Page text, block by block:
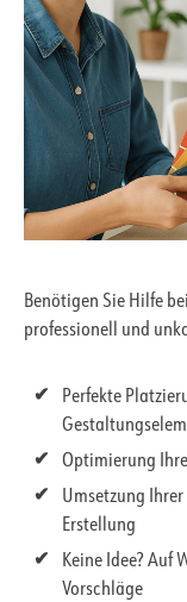
Benötigen Sie Hilfe
professionell und
Perfekte
Optimierung
Umsetzung
Erstellung
Keine Idee? Auf
Vorschläge